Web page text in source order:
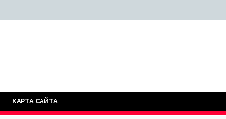
КАРТА САЙТА